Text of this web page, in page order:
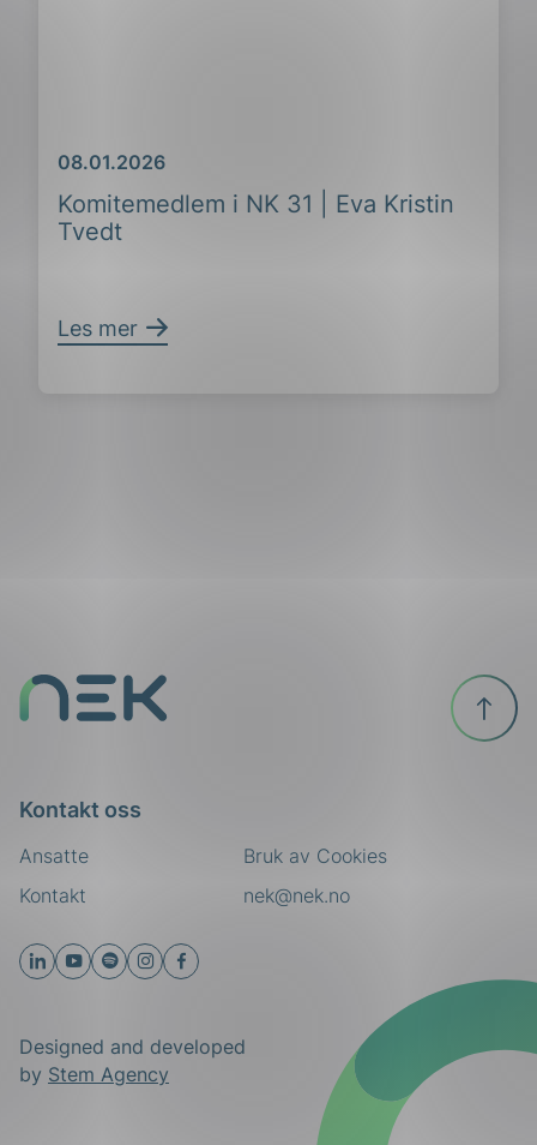
Komitemedlem i NK 31 | Eva Kristin
Tvedt
Dato
08.01.2026
Les mer
Kontakt oss
Ansatte
nek@nek.no
Kontakt
Bruk av Cookies
Designed and developed
by Stem Agency
Til
toppen